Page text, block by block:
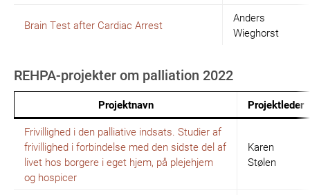
Brain Test after Cardiac Arrest
Anders
Wieghorst
REHPA-projekter om palliation 2022
Projektnavn
Projektleder
Frivillighed i den palliative indsats. Studier af
frivillighed i forbindelse med den sidste del af
livet hos borgere i eget hjem, på plejehjem
og hospicer
Karen
Stølen